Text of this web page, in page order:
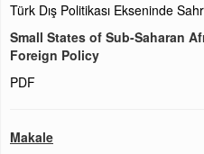
Türk Dış Politikası Ekseninde
Small States of Sub-Saharan
Foreign Policy
PDF
Makale